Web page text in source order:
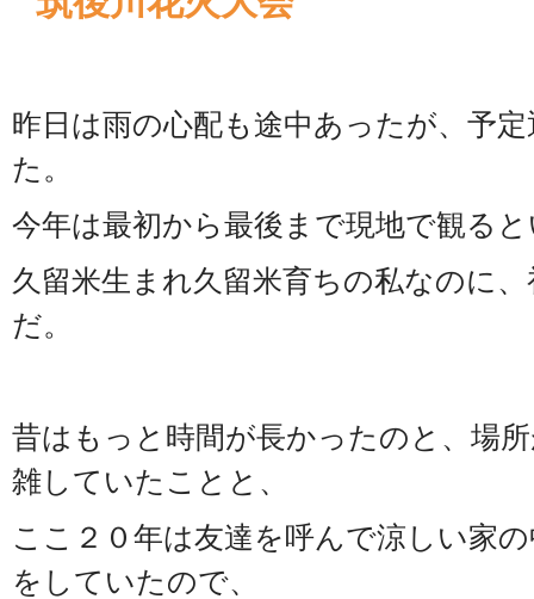
昨日は雨の心配も途中あったが、予
た。
今年は最初から最後まで現地で観る
久留米生まれ久留米育ちの私なのに
だ。
昔はもっと時間が長かったのと、場
雑していたことと、
ここ２０年は友達を呼んで涼しい家
をしていたので、